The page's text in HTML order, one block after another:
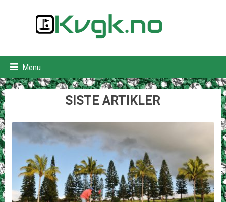
Menu
SISTE ARTIKLER